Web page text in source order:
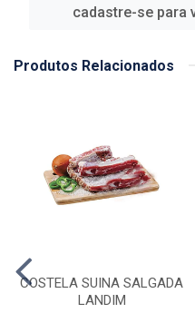
cadastre-se para
Produtos Relacionados
COSTELA SUINA SALGADA
LANDIM